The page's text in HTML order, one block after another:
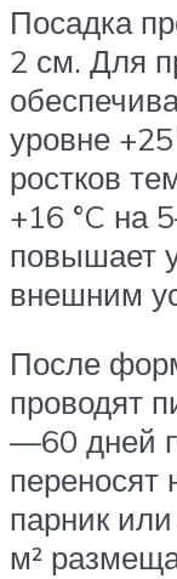
Посадка
2 см. Для
уровне
ростков
+16 °C на
повышает
внешним
После
проводят
—60 дней
переносят
парник
м²